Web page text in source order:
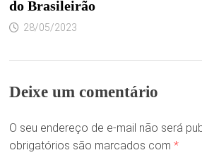
do Brasileirão
28/05/2023
Deixe um comentário
O seu endereço de e-mail não será
obrigatórios são marcados com *